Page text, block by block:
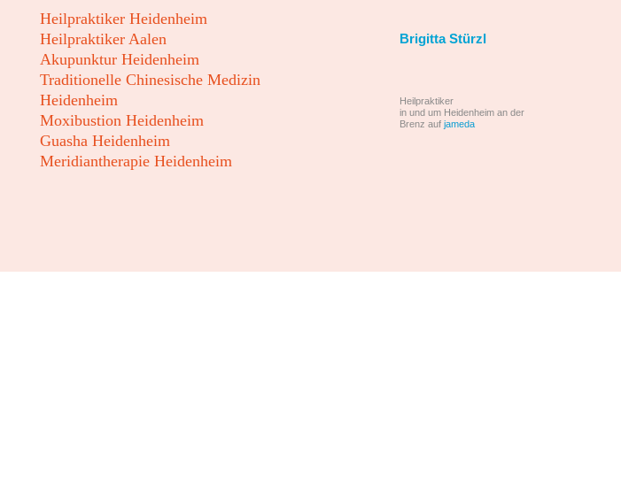
Heilpraktiker Heidenheim
Heilpraktiker Aalen
Akupunktur Heidenheim
Traditionelle Chinesische Medizin
Heidenheim
Moxibustion Heidenheim
Guasha Heidenheim
Meridiantherapie Heidenheim
Brigitta Stürzl
Heilpraktiker
in und um Heidenheim an der
Brenz auf jameda